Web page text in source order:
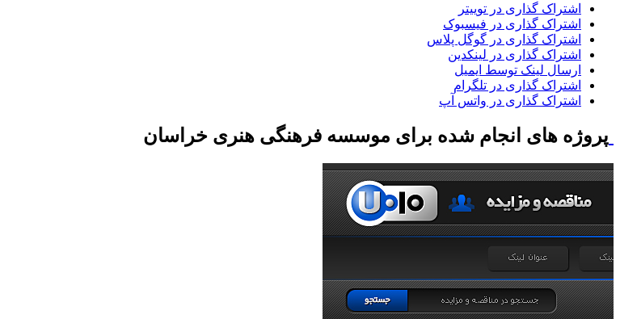
اشتراک گذاری در توییتر
اشتراک گذاری در فیسبوک
اشتراک گذاری در گوگل پلاس
اشتراک گذاری در لینکدین
ارسال لینک توسط ایمیل
اشتراک گذاری در تلگرام
اشتراک گذاری در واتس آپ
پروژه های انجام شده برای موسسه فرهنگی هنری خراسان